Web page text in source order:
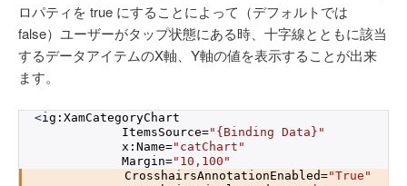
ロパティを true にすることによって（デフォルトでは
false）ユーザーがタップ状態にある時、十字線とともに該当
するデータアイテムのX軸、Y軸の値を表示することが出来
ます。
<ig:XamCategoryChart
            ItemsSource=
"{Binding Data}"
            x:Name=
"catChart"
            Margin=
"10,100"
            CrosshairsAnnotationEnabled=
"True"